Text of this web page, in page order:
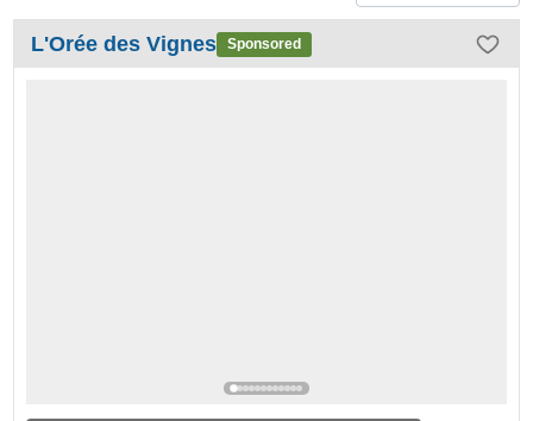
L'Orée des Vignes Sponsored